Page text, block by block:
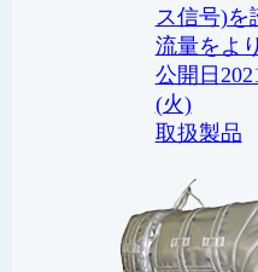
ス信号)を
流量をよ
(火)
取扱製品